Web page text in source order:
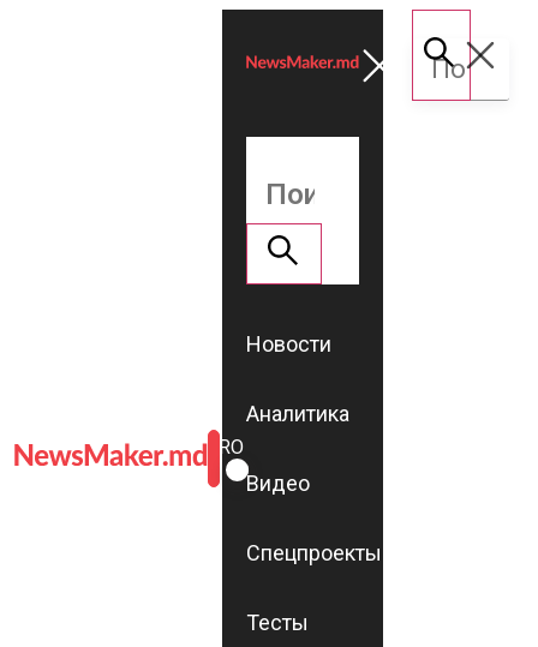
ROMÂNĂ
RU
Новости
Аналитика
Видео
Спецпроекты
Тесты